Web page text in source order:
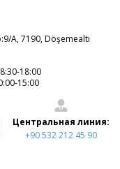
A, 7190, Döşemealtı
18:00
15:00
Центральная линия:
+90 532 212 45 90